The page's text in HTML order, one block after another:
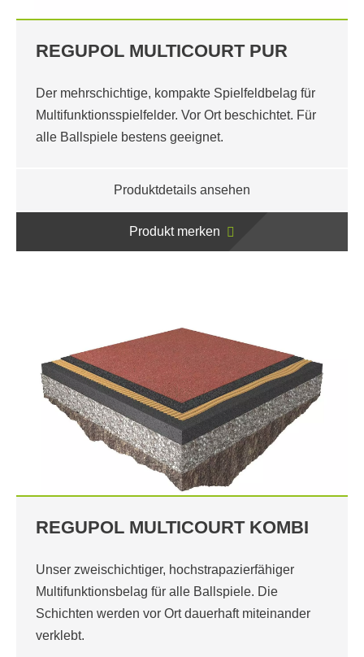
REGUPOL MULTICOURT PUR
Der mehrschichtige, kompakte Spielfeldbelag für
Multifunktionsspielfelder. Vor Ort beschichtet. Für
alle Ballspiele bestens geeignet.
Produktdetails ansehen
Produkt merken
REGUPOL MULTICOURT KOMBI
Unser zweischichtiger, hochstrapazierfähiger
Multifunktionsbelag für alle Ballspiele. Die
Schichten werden vor Ort dauerhaft miteinander
verklebt.